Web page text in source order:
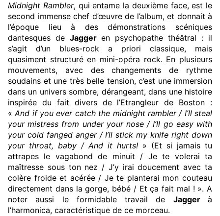
Midnight Rambler, qui entame la deuxième face, est le
second immense chef d’œuvre de l’album, et donnait à
l’époque lieu à des démonstrations scéniques
dantesques de Jagger en psychopathe théâtral : il
s’agit d’un blues-rock a priori classique, mais
quasiment structuré en mini-opéra rock. En plusieurs
mouvements, avec des changements de rythme
soudains et une très belle tension, c’est une immersion
dans un univers sombre, dérangeant, dans une histoire
inspirée du fait divers de l’Etrangleur de Boston :
« And if you ever catch the midnight rambler / I’ll steal
your mistress from under your nose / I’ll go easy with
your cold fanged anger / I’ll stick my knife right down
your throat, baby / And it hurts! » (Et si jamais tu
attrapes le vagabond de minuit / Je te volerai ta
maîtresse sous ton nez / J’y irai doucement avec ta
colère froide et acérée / Je te planterai mon couteau
directement dans la gorge, bébé / Et ça fait mal ! ». A
noter aussi le formidable travail de
Jagger
à
l’harmonica, caractéristique de ce morceau.